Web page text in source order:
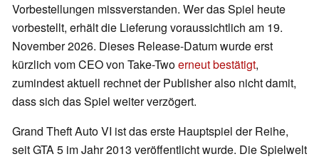
Vorbestellungen missverstanden. Wer das Spiel heute
vorbestellt, erhält die Lieferung voraussichtlich am 19.
November 2026. Dieses Release-Datum wurde erst
kürzlich vom CEO von Take-Twoerneut bestätigt,
zumindest aktuell rechnet der Publisher also nicht damit,
dass sich das Spiel weiter verzögert.
Grand Theft Auto VI ist das erste Hauptspiel der Reihe,
seit GTA 5 im Jahr 2013 veröffentlicht wurde. Die Spielwelt